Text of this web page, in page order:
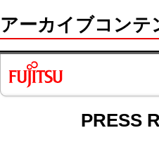
アーカイブコンテ
PRESS